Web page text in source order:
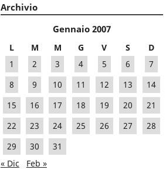
Archivio
Gennaio 2007
L M M G V S
D
1
2 3 4 5 6
7
8
9 10 11 12 13
14
15
16 17 18 19 20
21
22
23 24 25 26 27
28
29
30
31
« Dic
Feb »